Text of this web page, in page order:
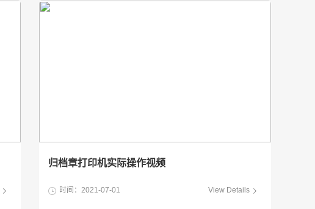
归档章打印机实际操作视频
时间：2021-07-01 View Details